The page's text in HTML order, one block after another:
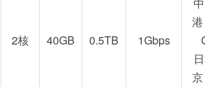
2核 40GB 0.5TB 1Gbps
中
港
日
京